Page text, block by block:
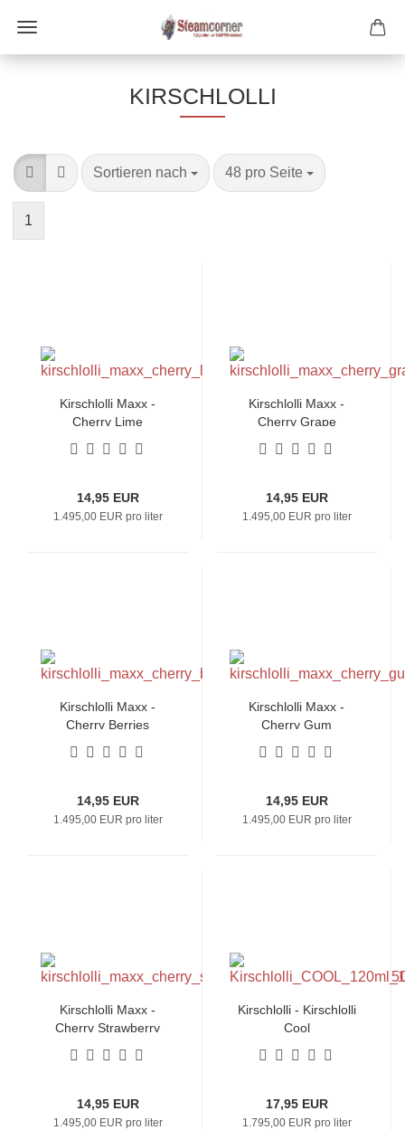
KIRSCHLOLLI
Sortieren nach
Sortieren nach 48 pro Seite
pro Seite
1
Kirschlolli Maxx -
Cherry Lime
14,95 EUR
1.495,00 EUR pro liter
Kirschlolli Maxx -
Cherry Grape
14,95 EUR
1.495,00 EUR pro liter
Kirschlolli Maxx -
Cherry Berries
14,95 EUR
1.495,00 EUR pro liter
Kirschlolli Maxx -
Cherry Gum
14,95 EUR
1.495,00 EUR pro liter
Kirschlolli Maxx -
Cherry Strawberry
14,95 EUR
1.495,00 EUR pro liter
Kirschlolli - Kirschlolli
Cool
17,95 EUR
1.795,00 EUR pro liter